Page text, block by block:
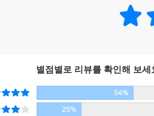
경험하면서 역사에 대한 진지한 고
을 바로잡을 수 없다. 다카시는 전쟁
청산’이라는 말을 자주 듣는다. 역
서 앞에 앉아 역사를 외울 뿐인 우
하게 살아가는 인간으로 존재하기 위해.
별점별로 리뷰를 확인해 보세
54%
25%